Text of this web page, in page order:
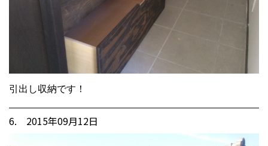
引出し収納です！
6. 2015年09月12日